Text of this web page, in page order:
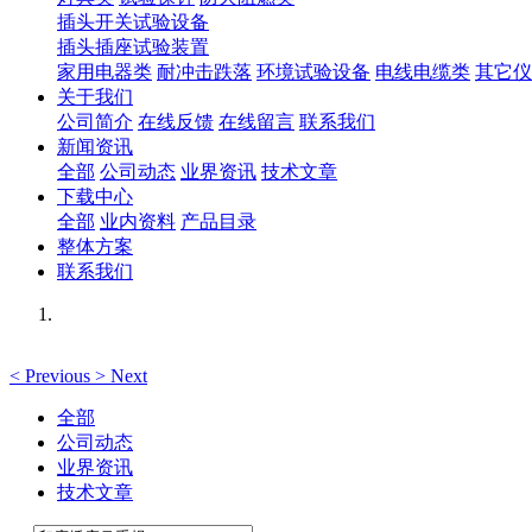
插头开关试验设备
插头插座试验装置
家用电器类 耐冲击跌落 环境试验设备 电线电缆类 其它
关于我们
公司简介 在线反馈 在线留言 联系我们
新闻资讯
全部 公司动态 业界资讯 技术文章
下载中心
全部 业内资料 产品目录
整体方案
联系我们
< Previous > Next
全部
公司动态
业界资讯
技术文章